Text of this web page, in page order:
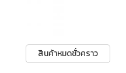
สินค้าหมดชั่วคราว